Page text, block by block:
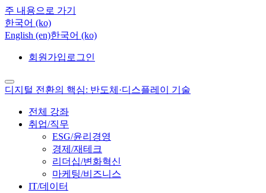
주 내용으로 가기
한국어 ‎(ko)‎
English ‎(en)‎한국어 ‎(ko)‎
회원가입 로그인
디지털 전환의 핵심: 반도체·디스플레이 기술
전체 강좌
취업/직무
ESG/윤리경영
경제/재테크
리더십/변화혁신
마케팅/비즈니스
IT/데이터